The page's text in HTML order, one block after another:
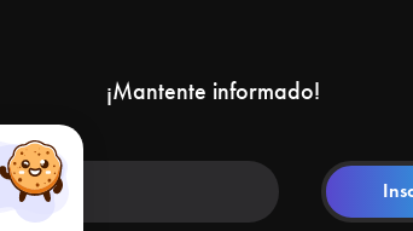
¡Mantente informado!